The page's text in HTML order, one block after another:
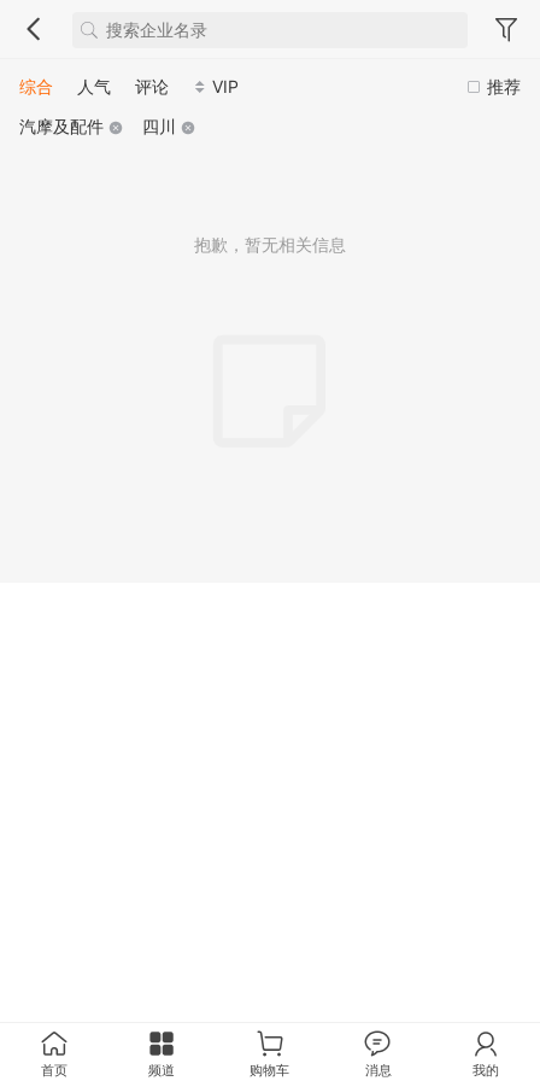
推荐
综合 人气 评论
VIP
汽摩及配件
四川
抱歉，暂无相关信息
首页 频道 购物车 消息 我的